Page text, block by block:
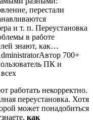
перестали
и т. п. Переустановка
в работе
знают, как…
Автор 700+
ПК и
работать некорректно.
переустановка. Хотя
может понадобиться
как